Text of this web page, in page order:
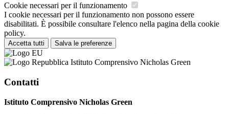
Cookie necessari per il funzionamento
I cookie necessari per il funzionamento non possono essere
disabilitati. È possibile consultare l'elenco nella pagina della cookie
policy.
Accetta tutti Salva le preferenze
Istituto Comprensivo Nicholas Green
Contatti
Istituto Comprensivo Nicholas Green